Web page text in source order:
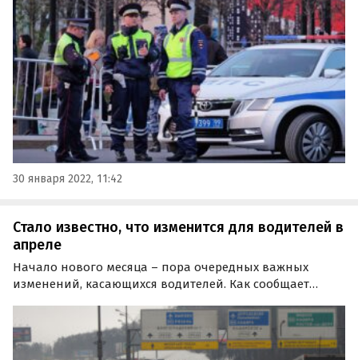
выписывать его смогут как дорожные камеры, так и
сотрудники ГИБДД.
30 января 2022, 11:42
Стало известно, что изменится для водителей в
апреле
Начало нового месяца – пора очередных важных
изменений, касающихся водителей. Как сообщает
ввозить в Россию дорогие машины, а страховка хоть и
«привяжется» к новым ценам на запчасти, но тоже
изрядно…